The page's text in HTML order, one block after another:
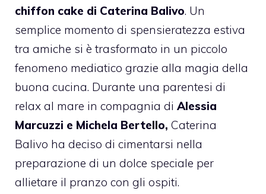
chiffon cake di Caterina Balivo. Un
semplice momento di spensieratezza estiva
tra amiche si è trasformato in un piccolo
fenomeno mediatico grazie alla magia della
buona cucina. Durante una parentesi di
relax al mare in compagnia di Alessia
Marcuzzi e Michela Bertello, Caterina
Balivo ha deciso di cimentarsi nella
preparazione di un dolce speciale per
allietare il pranzo con gli ospiti.